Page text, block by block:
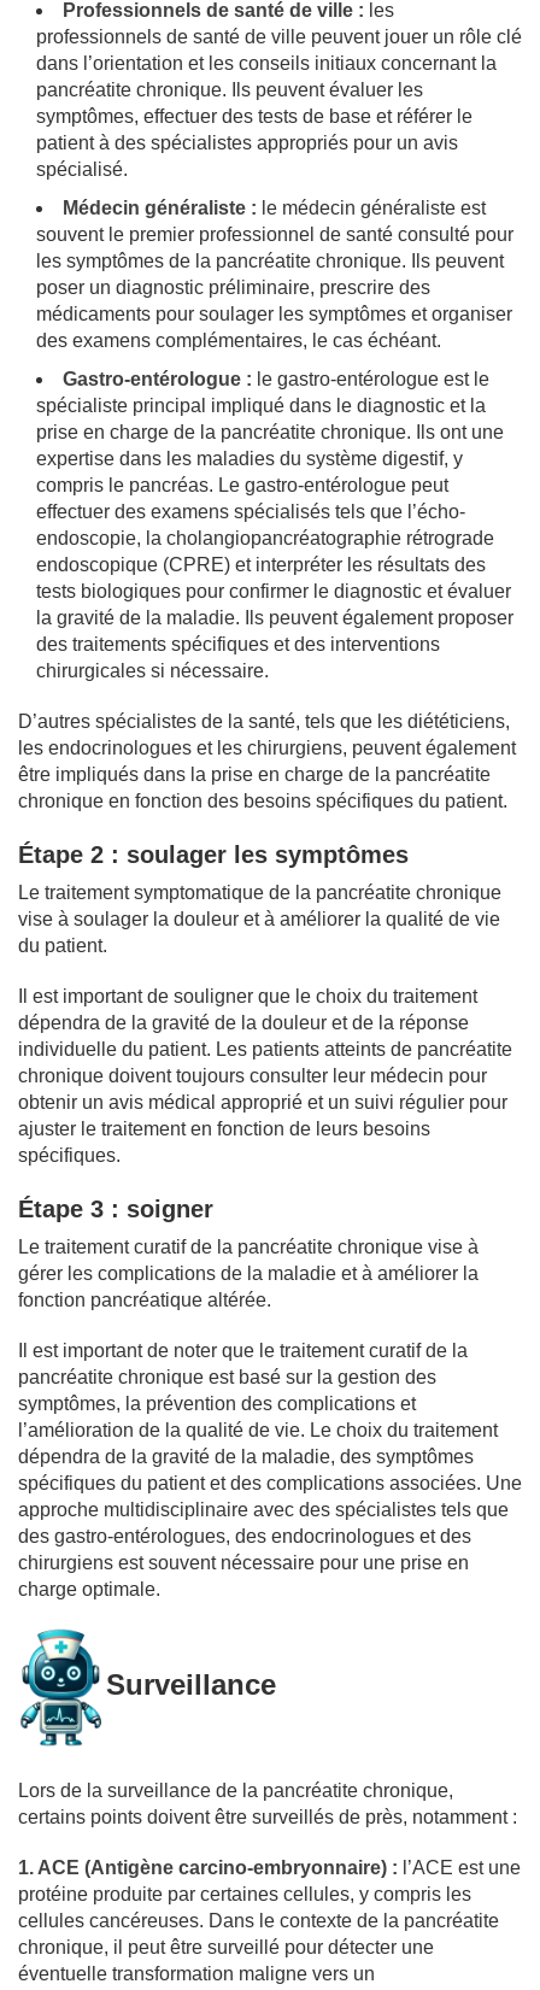
Professionnels de santé de ville : les
professionnels de santé de ville peuvent jouer un rôle clé
dans l’orientation et les conseils initiaux concernant la
pancréatite chronique. Ils peuvent évaluer les
symptômes, effectuer des tests de base et référer le
patient à des spécialistes appropriés pour un avis
spécialisé.
Médecin généraliste : le médecin généraliste est
souvent le premier professionnel de santé consulté pour
les symptômes de la pancréatite chronique. Ils peuvent
poser un diagnostic préliminaire, prescrire des
médicaments pour soulager les symptômes et organiser
des examens complémentaires, le cas échéant.
Gastro-entérologue : le gastro-entérologue est le
spécialiste principal impliqué dans le diagnostic et la
prise en charge de la pancréatite chronique. Ils ont une
expertise dans les maladies du système digestif, y
compris le pancréas. Le gastro-entérologue peut
effectuer des examens spécialisés tels que l’écho-
endoscopie, la cholangiopancréatographie rétrograde
endoscopique (CPRE) et interpréter les résultats des
tests biologiques pour confirmer le diagnostic et évaluer
la gravité de la maladie. Ils peuvent également proposer
des traitements spécifiques et des interventions
chirurgicales si nécessaire.
D’autres spécialistes de la santé, tels que les diététiciens,
les endocrinologues et les chirurgiens, peuvent également
être impliqués dans la prise en charge de la pancréatite
chronique en fonction des besoins spécifiques du patient.
Étape 2 : soulager les symptômes
Le traitement symptomatique de la pancréatite chronique
vise à soulager la douleur et à améliorer la qualité de vie
du patient.
Il est important de souligner que le choix du traitement
dépendra de la gravité de la douleur et de la réponse
individuelle du patient. Les patients atteints de pancréatite
chronique doivent toujours consulter leur médecin pour
obtenir un avis médical approprié et un suivi régulier pour
ajuster le traitement en fonction de leurs besoins
spécifiques.
Étape 3 : soigner
Le traitement curatif de la pancréatite chronique vise à
gérer les complications de la maladie et à améliorer la
fonction pancréatique altérée.
Il est important de noter que le traitement curatif de la
pancréatite chronique est basé sur la gestion des
symptômes, la prévention des complications et
l’amélioration de la qualité de vie. Le choix du traitement
dépendra de la gravité de la maladie, des symptômes
spécifiques du patient et des complications associées. Une
approche multidisciplinaire avec des spécialistes tels que
des gastro-entérologues, des endocrinologues et des
chirurgiens est souvent nécessaire pour une prise en
charge optimale.
Surveillance
Lors de la surveillance de la pancréatite chronique,
certains points doivent être surveillés de près, notamment :
1. ACE (Antigène carcino-embryonnaire) : l’ACE est une
protéine produite par certaines cellules, y compris les
cellules cancéreuses. Dans le contexte de la pancréatite
chronique, il peut être surveillé pour détecter une
éventuelle transformation maligne vers un